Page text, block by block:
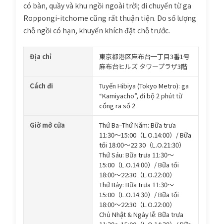
có bàn, quầy và khu ngồi ngoài trời; di chuyển từ ga
Roppongi-itchome cũng rất thuận tiện. Do số lượng
chỗ ngồi có hạn, khuyến khích đặt chỗ trước.
Địa chỉ
東京都港区麻布台一丁目3番1号
麻布台ヒルズ タワープラザ3階
Cách đi
Tuyến Hibiya (Tokyo Metro): ga
“Kamiyacho”, đi bộ 2 phút từ
cổng ra số 2
Giờ mở cửa
Thứ Ba–Thứ Năm: Bữa trưa
11:30〜15:00（L.O.14:00）/ Bữa
tối 18:00〜22:30（L.O.21:30）
Thứ Sáu: Bữa trưa 11:30〜
15:00（L.O.14:00）/ Bữa tối
18:00〜22:30（L.O.22:00）
Thứ Bảy: Bữa trưa 11:30〜
15:00（L.O.14:30）/ Bữa tối
18:00〜22:30（L.O.22:00）
Chủ Nhật & Ngày lễ: Bữa trưa